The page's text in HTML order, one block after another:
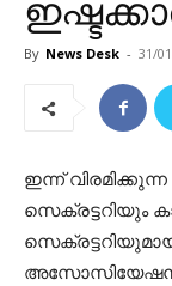
By News Desk - 31/
ഇന്ന്
സെക്രട്ടറിയും
അസോസിയേഷൻ